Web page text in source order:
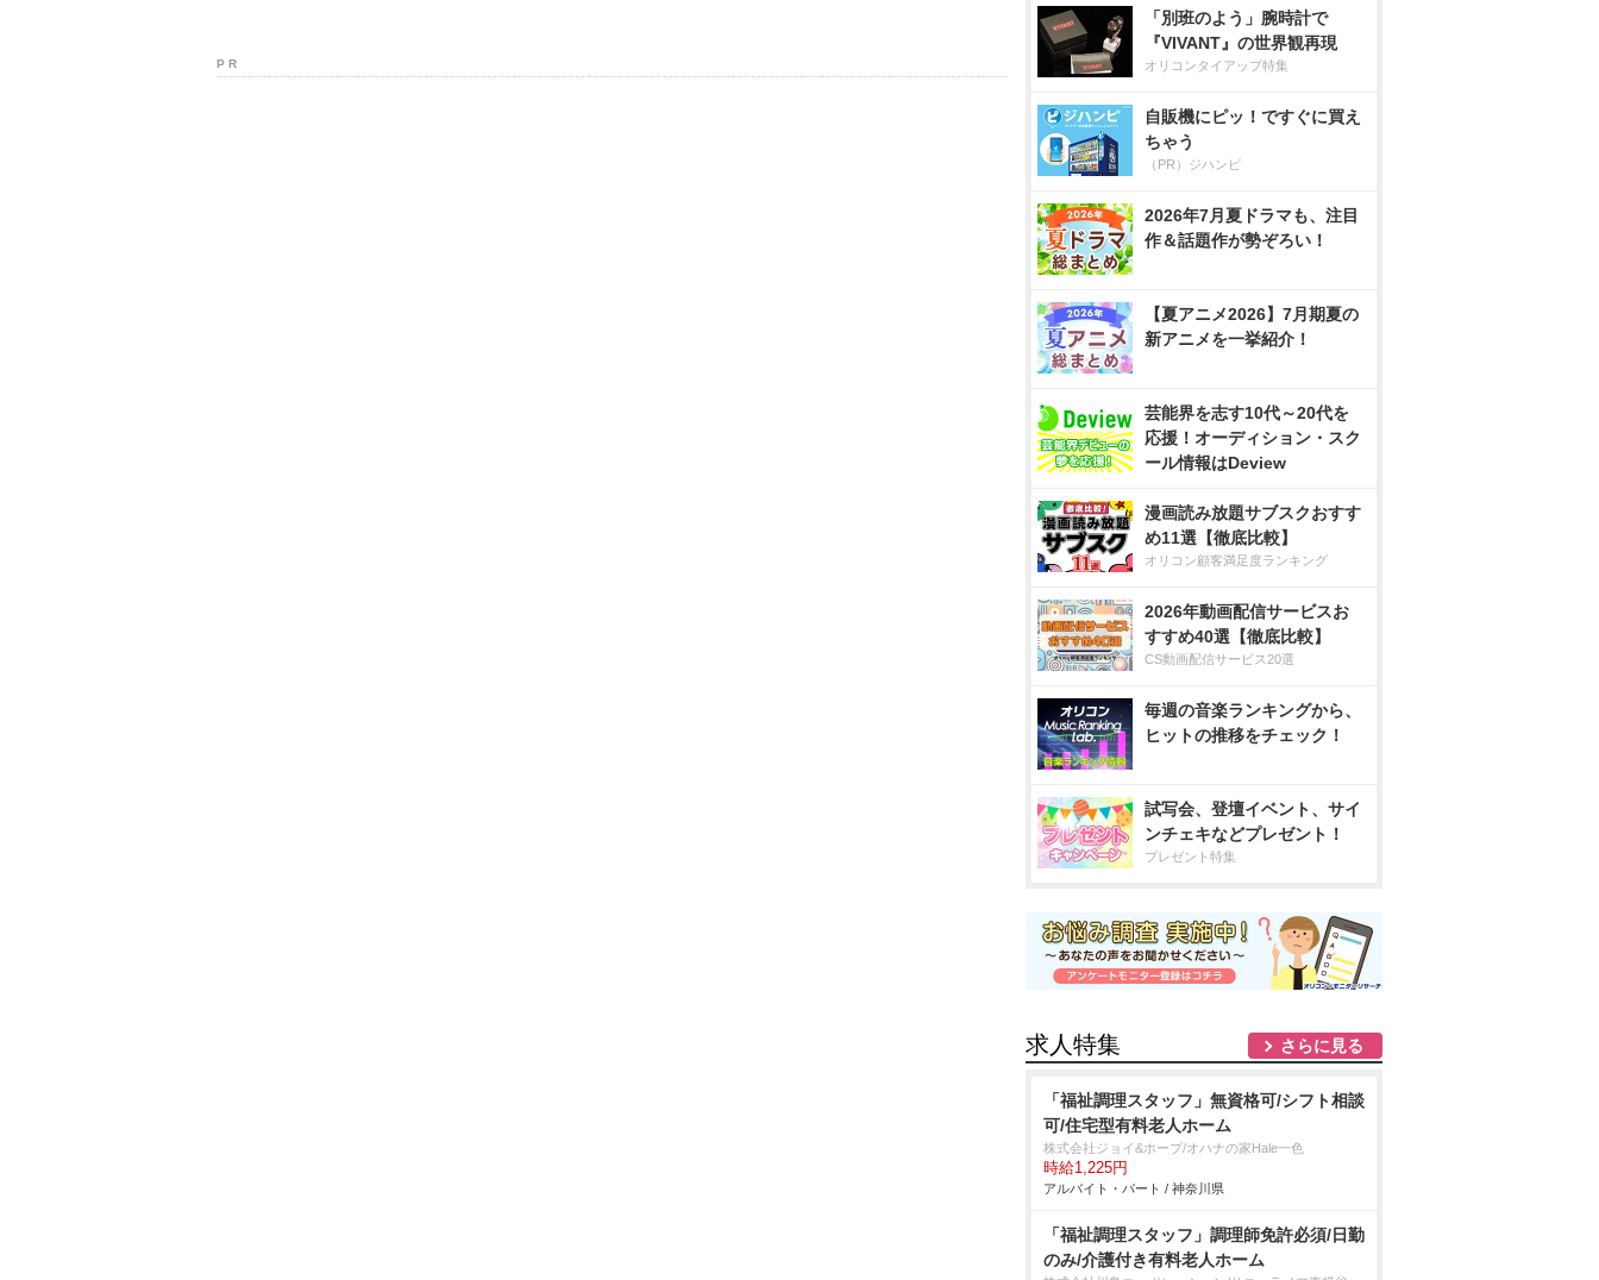
P R
「別班のよう」腕時計で
『VIVANT』の世界観再現
オリコンタイアップ特集
自販機にピッ！ですぐに買え
ちゃう
（PR）ジハンピ
2026年7月夏ドラマも、注目
作＆話題作が勢ぞろい！
【夏アニメ2026】7月期夏の
新アニメを一挙紹介！
芸能界を志す10代～20代を
応援！オーディション・スク
ール情報はDeview
漫画読み放題サブスクおすす
め11選【徹底比較】
オリコン顧客満足度ランキング
2026年動画配信サービスお
すすめ40選【徹底比較】
CS動画配信サービス20選
毎週の音楽ランキングから、
ヒットの推移をチェック！
試写会、登壇イベント、サイ
ンチェキなどプレゼント！
プレゼント特集
求人特集 さらに見る
「福祉調理スタッフ」無資格可/シフト相談
可/住宅型有料老人ホーム
株式会社ジョイ&ホープ/オハナの家Hale一色
時給1,225円
アルバイト・パート / 神奈川県
「福祉調理スタッフ」調理師免許必須/日勤
のみ/介護付き有料老人ホーム